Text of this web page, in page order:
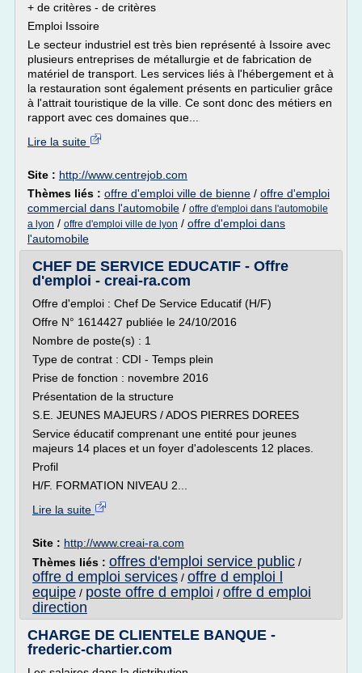
+ de critères - de critères
Emploi Issoire
Le secteur industriel est très bien représenté à Issoire avec
plusieurs entreprises de métallurgie et de fabrication de
matériel de transport. Les services liés à l'hébergement et à
la restauration sont également présents en particulier grâce
à l'attrait touristique de la ville. Ce sont donc des métiers en
rapport avec ces domaines que...
Lire la suite
Site : http://www.centrejob.com
Thèmes liés : offre d'emploi ville de bienne / offre d'emploi
commercial dans l'automobile / offre d'emploi dans l'automobile
a lyon / offre d'emploi ville de lyon / offre d'emploi dans
l'automobile
CHEF DE SERVICE EDUCATIF - Offre
d'emploi - creai-ra.com
Offre d'emploi : Chef De Service Educatif (H/F)
Offre N° 1614427 publiée le 24/10/2016
Nombre de poste(s) : 1
Type de contrat : CDI - Temps plein
Prise de fonction : novembre 2016
Présentation de la structure
S.E. JEUNES MAJEURS / ADOS PIERRES DOREES
Service éducatif comprenant une entité pour jeunes
majeurs 14 places et un foyer d'adolescents 12 places.
Profil
H/F. FORMATION NIVEAU 2...
Lire la suite
Site : http://www.creai-ra.com
Thèmes liés : offres d'emploi service public /
offre d emploi services / offre d emploi l
equipe / poste offre d emploi / offre d emploi
direction
CHARGE DE CLIENTELE BANQUE -
frederic-chartier.com